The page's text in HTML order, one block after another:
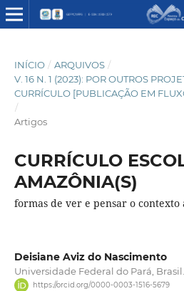
INÍCIO / ARQUIVOS /
V. 16 N. 1 (2023): POR OUTROS
CURRÍCULO [PUBLICAÇÃO EM
/
Artigos
CURRÍCULO
AMAZÔNIA(S)
formas de ver e pensar o contexto
Deisiane Aviz do Nascimento
Universidade Federal do Pará, Brasil.
https://orcid.org/0000-0003-1516-5679